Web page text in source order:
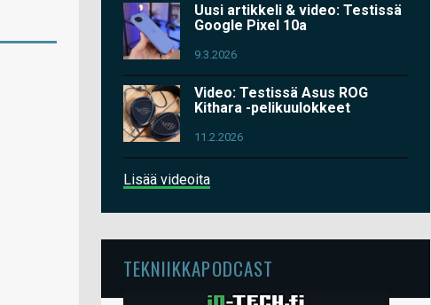
Uusi artikkeli & video: Testissä
Google Pixel 10a
9.3.2026
Video: Testissä Asus ROG
Kithara -pelikuulokkeet
11.2.2026
Lisää videoita
TEKNIIKKAPODCAST